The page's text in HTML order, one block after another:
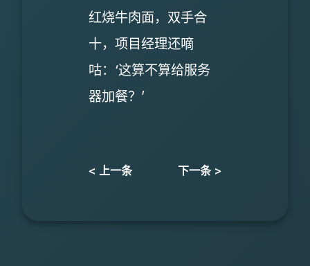
红烧牛肉面，双手合
十，项目经理还嘀
咕：‘这算不算给服务
器加餐？’
< 上一条 下一条 >